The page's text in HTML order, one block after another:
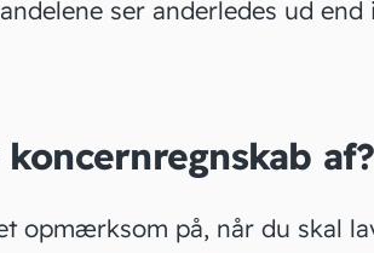
ser anderledes ud end
af?
opmærksom på, når du skal